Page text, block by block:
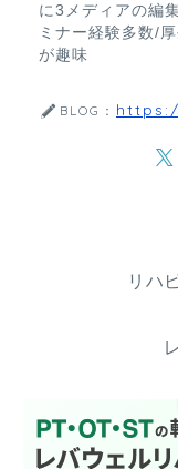
に3メディアの編
ミナー経験多数/
が趣味
BLOG：
リハ